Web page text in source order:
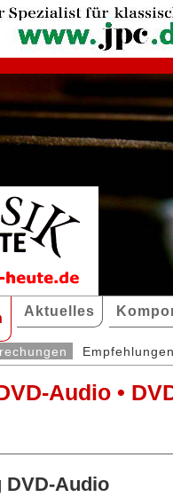
Aktuelles
Empfehlungen
Audio •
DVD-Audio